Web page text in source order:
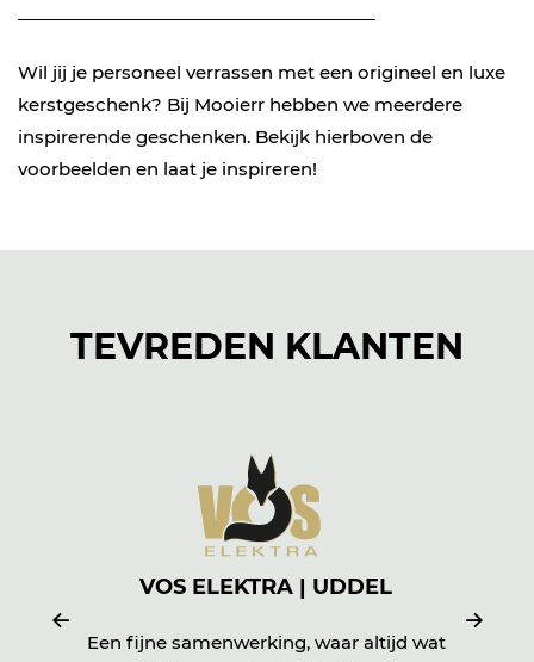
Wil jij je personeel verrassen met een origineel en luxe
kerstgeschenk? Bij Mooierr hebben we meerdere
inspirerende geschenken. Bekijk hierboven de
voorbeelden en laat je inspireren!
TEVREDEN KLANTEN
VOS ELEKTRA | UDDEL
Een fijne samenwerking, waar altijd wat